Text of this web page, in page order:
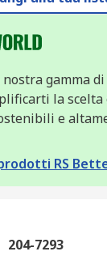
gamma
la scelta
e
RS
204-7293